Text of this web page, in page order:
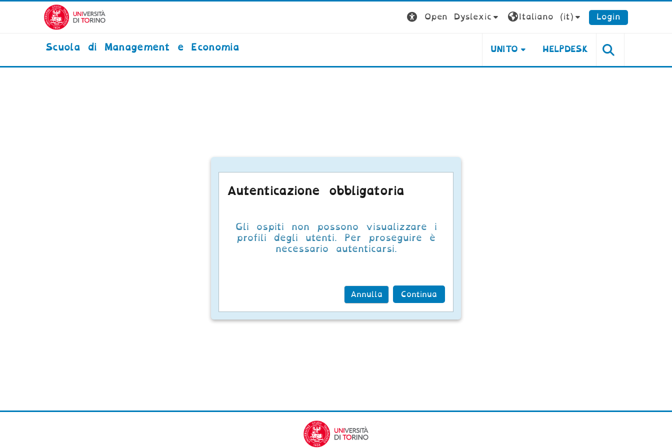
Vai al contenuto principale
Open Dyslexic
Italiano ‎(it)‎ Login
Scuola di Management e Economia UNITO HELPDESK
Autenticazione obbligatoria
Gli ospiti non possono visualizzare i
profili degli utenti. Per proseguire è
necessario autenticarsi.
Annulla Continua